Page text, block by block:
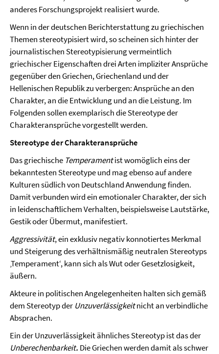
anderes Forschungsprojekt realisiert wurde.
Wenn in der deutschen Berichterstattung zu griechischen
Themen stereotypisiert wird, so scheinen sich hinter der
journalistischen Stereotypisierung vermeintlich
griechischer Eigenschaften drei Arten impliziter Ansprüche
gegenüber den Griechen, Griechenland und der
Hellenischen Republik zu verbergen: Ansprüche an den
Charakter, an die Entwicklung und an die Leistung. Im
Folgenden sollen exemplarisch die Stereotype der
Charakteransprüche vorgestellt werden.
Stereotype der Charakteransprüche
Das griechische Temperamentist womöglich eins der
bekanntesten Stereotype und mag ebenso auf andere
Kulturen südlich von Deutschland Anwendung finden.
Damit verbunden wird ein emotionaler Charakter, der sich
in leidenschaftlichem Verhalten, beispielsweise Lautstärke,
Gestik oder Übermut, manifestiert.
Aggressivität, ein exklusiv negativ konnotiertes Merkmal
und Steigerung des verhältnismäßig neutralen Stereotyps
‚Temperament‘, kann sich als Wut oder Gesetzlosigkeit,
äußern.
Akteure in politischen Angelegenheiten halten sich gemäß
dem Stereotyp der Unzuverlässigkeitnicht an verbindliche
Absprachen.
Ein der Unzuverlässigkeit ähnliches Stereotyp ist das der
Unberechenbarkeit. Die Griechen werden damit als schwer